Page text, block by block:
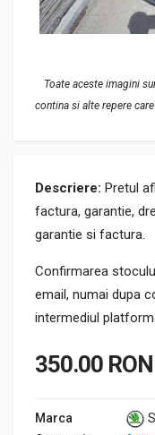
Toate aceste imagini
contina si alte repere
Descriere: Pretul
factura, garantie,
garantie si factura.
Confirmarea
email, numai dupa
intermediul
350.00 RON
Marca